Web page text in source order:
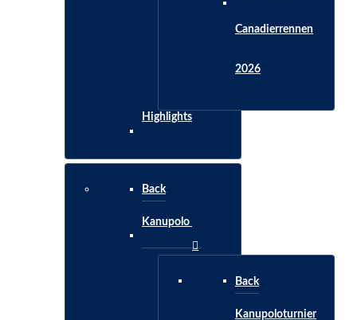
Canadierrennen
2026
Highlights
Back
Kanupolo
Back
Kanupoloturnier